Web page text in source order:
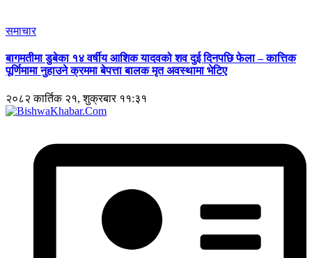
समाचार
बागमतीमा डुबेका १४ वर्षीय आशिक यादवको शव दुई दिनपछि फेला – कात्तिक
पूर्णिमामा नुहाउने क्रममा बेपत्ता बालक मृत अवस्थामा भेटिए
२०८२ कार्तिक २१, शुक्रबार ११:३१